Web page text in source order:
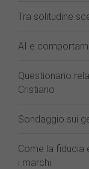
Tra solitudine
AI e
Questionario
Cristiano
Sondaggio sui
Come la fiducia
i marchi